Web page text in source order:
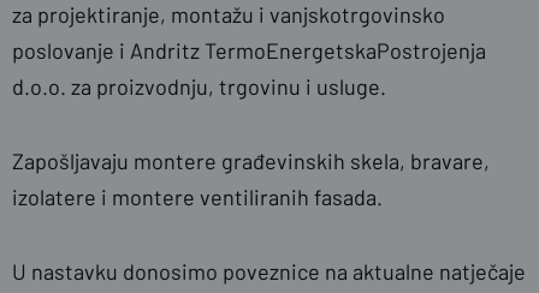
za projektiranje, montažu i vanjskotrgovinsko
poslovanje i Andritz TermoEnergetskaPostrojenja
d.o.o. za proizvodnju, trgovinu i usluge.
Zapošljavaju montere građevinskih skela, bravare,
izolatere i montere ventiliranih fasada.
U nastavku donosimo poveznice na aktualne natječaje